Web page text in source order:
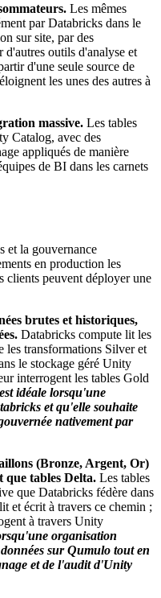
Les mêmes
par Databricks dans le
sur site, par des
d'autres outils d'analyse et
d'une seule source de
les unes des autres à
massive. Les tables
Catalog, avec des
appliqués de manière
de BI dans les carnets
et la gouvernance
en production les
clients peuvent déployer une
brutes et historiques,
Databricks compute lit les
les transformations Silver et
le stockage géré Unity
interrogent les tables Gold
idéale lorsqu'une
et qu'elle souhaite
nativement par
(Bronze, Argent, Or)
que tables Delta. Les tables
que Databricks fédère dans
et écrit à travers ce chemin ;
à travers Unity
organisation
sur Qumulo tout en
et de l'audit d'Unity